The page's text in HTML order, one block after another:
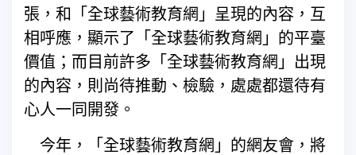
張，和「全球藝術教育網」呈現的內容，互
相呼應，顯示了「全球藝術教育網」的平臺
價值；而目前許多「全球藝術教育網」出現
的內容，則尚待推動、檢驗，處處都還待有
心人一同開發。
今年，「全球藝術教育網」的網友會，將